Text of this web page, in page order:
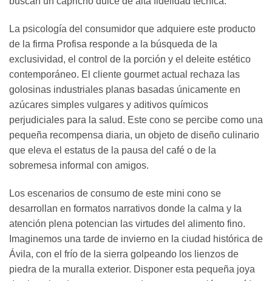
La psicología del consumidor que adquiere este producto
de la firma Profisa responde a la búsqueda de la
exclusividad, el control de la porción y el deleite estético
contemporáneo. El cliente gourmet actual rechaza las
golosinas industriales planas basadas únicamente en
azúcares simples vulgares y aditivos químicos
perjudiciales para la salud. Este cono se percibe como una
pequeña recompensa diaria, un objeto de diseño culinario
que eleva el estatus de la pausa del café o de la
sobremesa informal con amigos.
Los escenarios de consumo de este mini cono se
desarrollan en formatos narrativos donde la calma y la
atención plena potencian las virtudes del alimento fino.
Imaginemos una tarde de invierno en la ciudad histórica de
Ávila, con el frío de la sierra golpeando los lienzos de
piedra de la muralla exterior. Disponer esta pequeña joya